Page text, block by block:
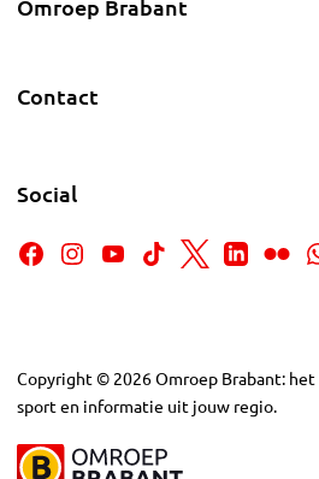
Omroep Brabant
Contact
Social
Copyright © 2026Omroep Brabant:
sport en informatie uit jouw regio.